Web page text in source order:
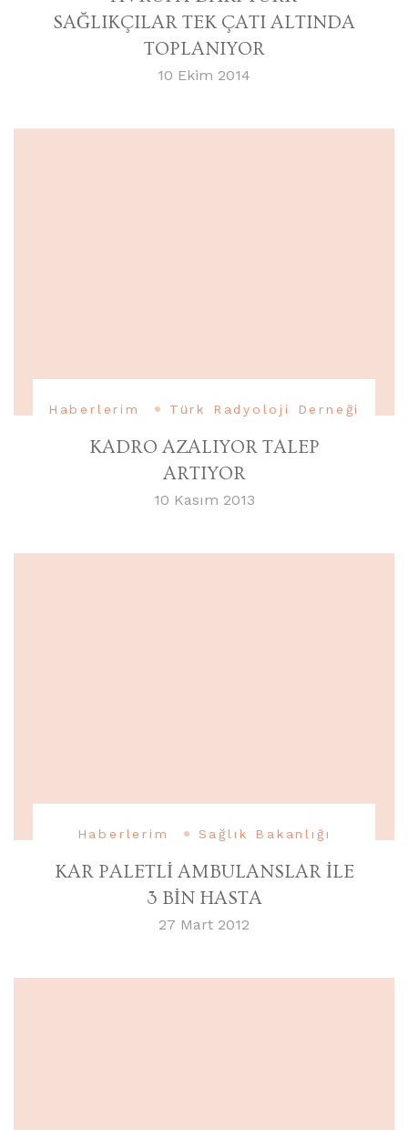
SAĞLIKÇILAR TEK ÇATI ALTINDA
TOPLANIYOR
10 Ekim 2014
Haberlerim Türk Radyoloji Derneği
KADRO AZALIYOR TALEP
ARTIYOR
10 Kasım 2013
Haberlerim Sağlık Bakanlığı
KAR PALETLİ AMBULANSLAR İLE
3 BİN HASTA
27 Mart 2012